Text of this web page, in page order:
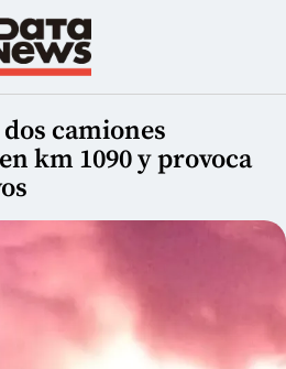
camiones
km 1090 y provoca